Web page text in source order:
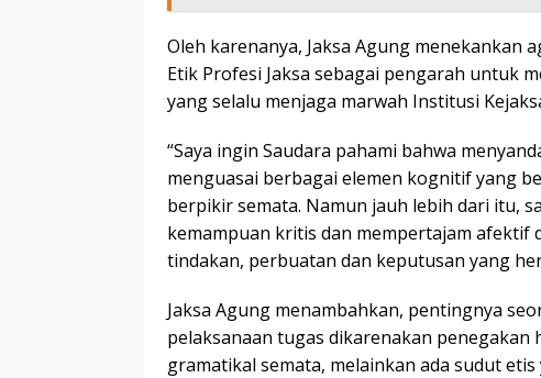
Oleh karenanya, Jaksa Agung menekankan
Etik Profesi Jaksa sebagai pengarah untuk
yang selalu menjaga marwah Institusi
“Saya ingin Saudara pahami bahwa
menguasai berbagai elemen kognitif yang
berpikir semata. Namun jauh lebih dari itu,
kemampuan kritis dan mempertajam afektif
tindakan, perbuatan dan keputusan yang
Jaksa Agung menambahkan, pentingnya
pelaksanaan tugas dikarenakan
gramatikal semata, melainkan ada sudut